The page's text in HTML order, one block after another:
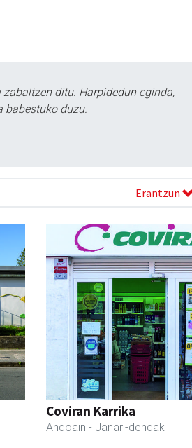
ditu. Harpidedun eginda,
babestuko duzu.
Erantzun
Coviran Karrika
Andoain - Janari-dendak